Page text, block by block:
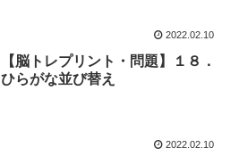
2022.02.10
【脳トレプリント・問題】１８．
ひらがな並び替え
2022.02.10